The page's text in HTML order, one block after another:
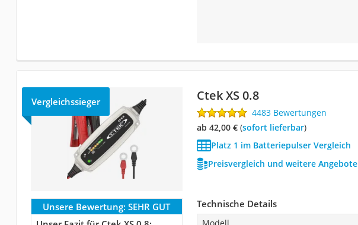
Vergleichssieger Ctek XS 0.8
4483 Bewertungen
ab 42,00 €( Sofort lieferbar)
Platz 1 im Batteriepulser Vergleich
Preisvergleich und weitere Angebote
Unsere Bewertung: SEHR GUT
Technische Details
Modell